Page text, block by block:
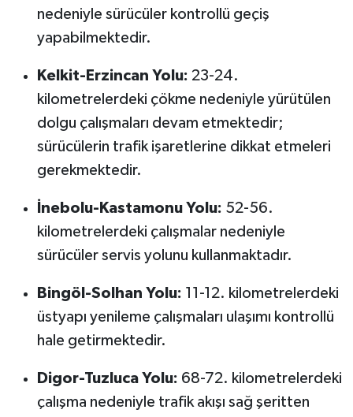
nedeniyle sürücüler kontrollü geçiş
yapabilmektedir.
Kelkit-Erzincan Yolu: 23-24.
kilometrelerdeki çökme nedeniyle yürütülen
dolgu çalışmaları devam etmektedir;
sürücülerin trafik işaretlerine dikkat etmeleri
gerekmektedir.
İnebolu-Kastamonu Yolu: 52-56.
kilometrelerdeki çalışmalar nedeniyle
sürücüler servis yolunu kullanmaktadır.
Bingöl-Solhan Yolu: 11-12. kilometrelerdeki
üstyapı yenileme çalışmaları ulaşımı kontrollü
hale getirmektedir.
Digor-Tuzluca Yolu: 68-72. kilometrelerdeki
çalışma nedeniyle trafik akışı sağ şeritten
TEKNOLOJİ
TÜRKİYE
VİZYONDAKİLER